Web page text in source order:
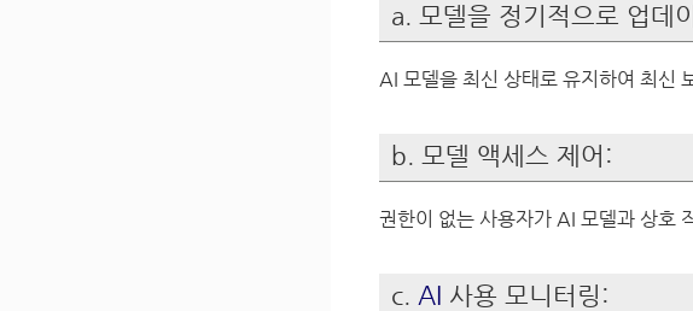
a. 모델을 정기적으로 업데
AI 모델을 최신 상태로 유지하여 최신
b. 모델 액세스 제어:
권한이 없는 사용자가 AI 모델과 상호
c. AI 사용 모니터링: